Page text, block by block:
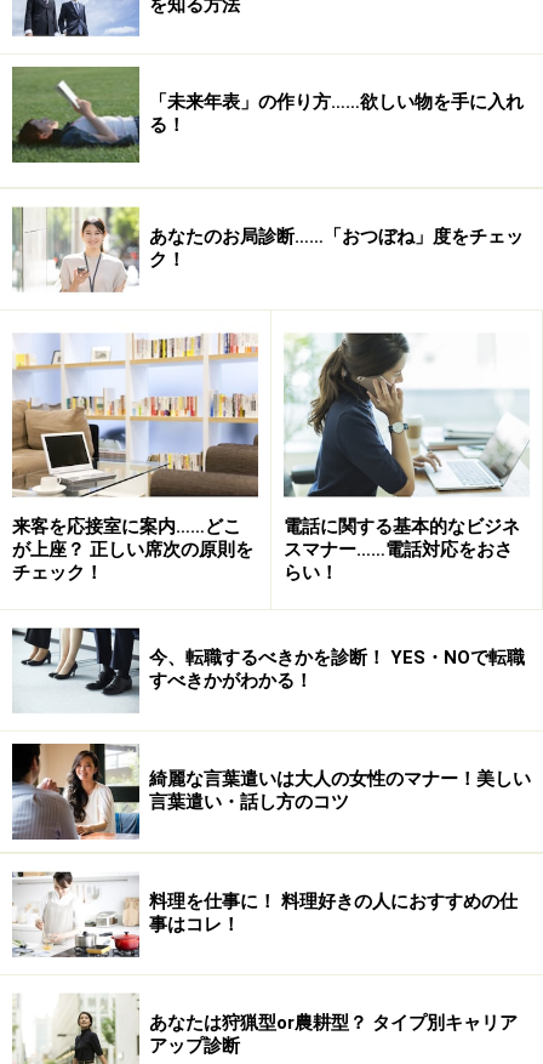
※記事内容は執筆時点のものです。最新の内容をご確認くださ
い。
「未来年表」の作り方……欲しい物を手に入れ
る！
あなたのお局診断……「おつぼね」度をチェッ
ク！
来客を応接室に案内……どこ
が上座？ 正しい席次の原則を
チェック！
電話に関する基本的なビジネ
スマナー……電話対応をおさ
らい！
今、転職するべきかを診断！ YES・NOで転職
すべきかがわかる！
綺麗な言葉遣いは大人の女性のマナー！美しい
言葉遣い・話し方のコツ
料理を仕事に！ 料理好きの人におすすめの仕
事はコレ！
あなたは狩猟型or農耕型？ タイプ別キャリア
アップ診断